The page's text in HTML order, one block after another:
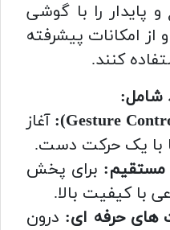
پایدار را با گوشی
از امکانات پیشرفته
کنند.
شامل:
آغاز
با یک حرکت دست.
برای پخش
با کیفیت بالا.
های حرفه ای: درون